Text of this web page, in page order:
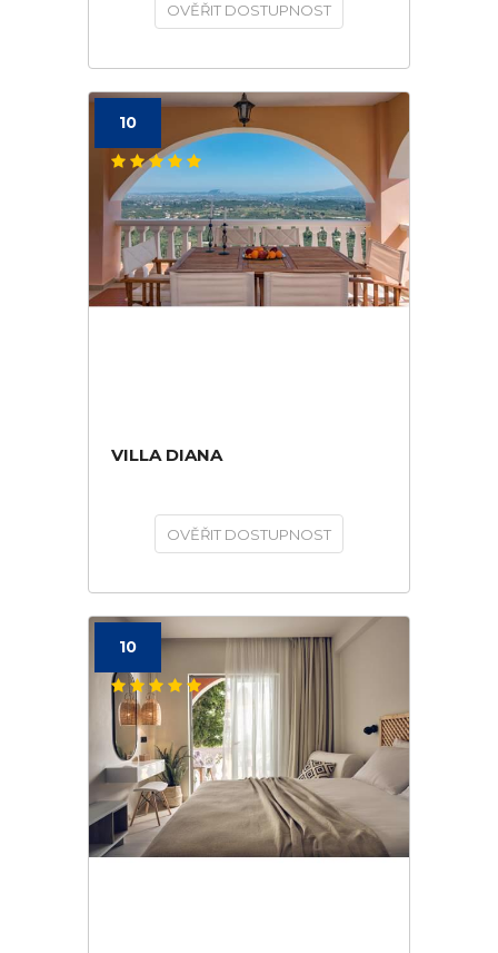
OVĚŘIT DOSTUPNOST
10
VILLA DIANA
OVĚŘIT DOSTUPNOST
10